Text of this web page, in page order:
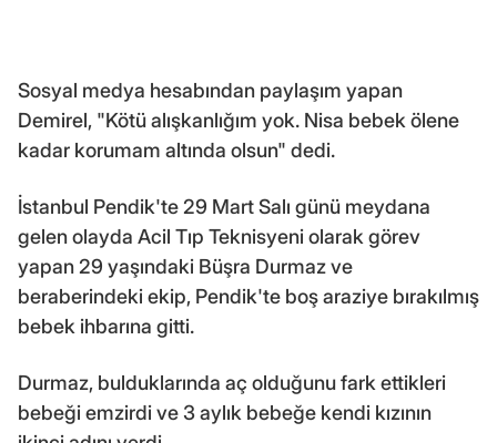
Sosyal medya hesabından paylaşım yapan
Demirel, "Kötü alışkanlığım yok. Nisa bebek ölene
kadar korumam altında olsun" dedi.
İstanbul Pendik'te 29 Mart Salı günü meydana
gelen olayda Acil Tıp Teknisyeni olarak görev
yapan 29 yaşındaki Büşra Durmaz ve
beraberindeki ekip, Pendik'te boş araziye bırakılmış
bebek ihbarına gitti.
Durmaz, bulduklarında aç olduğunu fark ettikleri
bebeği emzirdi ve 3 aylık bebeğe kendi kızının